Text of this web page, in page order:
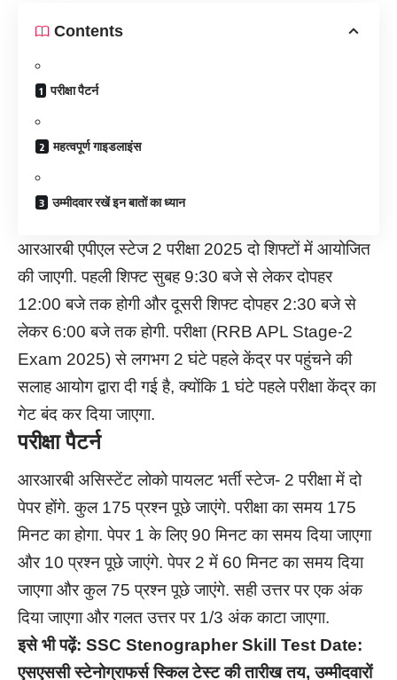
Contents
परीक्षा पैटर्न
महत्वपूर्ण गाइडलाइंस
उम्मीदवार रखें इन बातों का ध्यान
आरआरबी एपीएल स्टेज 2 परीक्षा 2025 दो शिफ्टों में आयोजित
की जाएगी. पहली शिफ्ट सुबह 9:30 बजे से लेकर दोपहर
12:00 बजे तक होगी और दूसरी शिफ्ट दोपहर 2:30 बजे से
लेकर 6:00 बजे तक होगी. परीक्षा (RRB APL Stage-2
Exam 2025) से लगभग 2 घंटे पहले केंद्र पर पहुंचने की
सलाह आयोग द्वारा दी गई है, क्योंकि 1 घंटे पहले परीक्षा केंद्र का
गेट बंद कर दिया जाएगा.
परीक्षा पैटर्न
आरआरबी असिस्टेंट लोको पायलट भर्ती स्टेज- 2 परीक्षा में दो
पेपर होंगे. कुल 175 प्रश्न पूछे जाएंगे. परीक्षा का समय 175
मिनट का होगा. पेपर 1 के लिए 90 मिनट का समय दिया जाएगा
और 10 प्रश्न पूछे जाएंगे. पेपर 2 में 60 मिनट का समय दिया
जाएगा और कुल 75 प्रश्न पूछे जाएंगे. सही उत्तर पर एक अंक
दिया जाएगा और गलत उत्तर पर 1/3 अंक काटा जाएगा.
इसे भी पढ़ें: SSC Stenographer Skill Test Date:
एसएससी स्टेनोग्राफर्स स्किल टेस्ट की तारीख तय, उम्मीदवारों